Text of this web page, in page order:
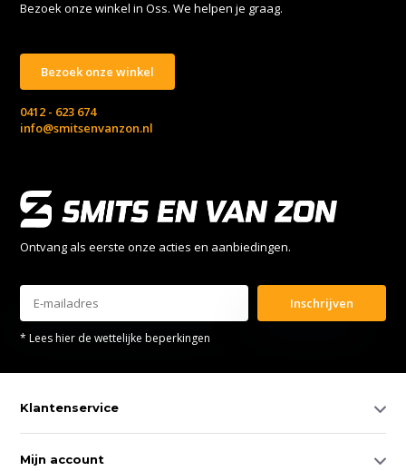
Bezoek onze winkel in Oss. We helpen je graag.
Bezoek onze winkel
0412 - 623 674
info@smitsenvanzon.nl
Ontvang als eerste onze acties en aanbiedingen.
Inschrijven
* Lees hier de wettelijke beperkingen
Klantenservice
Mijn account